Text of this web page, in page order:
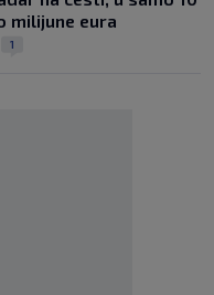
milijune eura
1